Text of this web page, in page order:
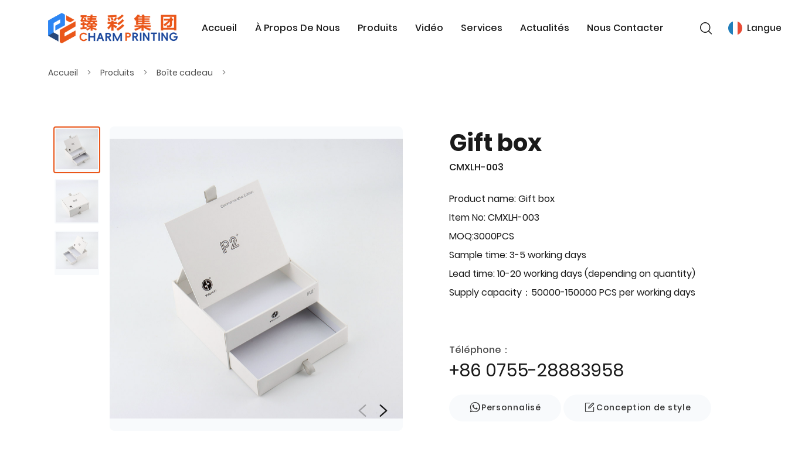
Accueil À Propos De Nous Produits Vidéo Services Actualités Nous Contacter Langue
Accueil Produits Boîte cadeau
Gift box
CMXLH-003
Product name: Gift box
Item No: CMXLH-003
MOQ:3000PCS
Sample time: 3-5 working days
Lead time: 10-20 working days (depending on quantity)
Supply capacity：50000-150000 PCS per working days
Téléphone：
+86 0755-28883958
Personnalisé Conception de style